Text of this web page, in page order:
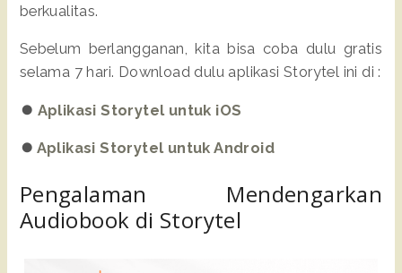
berkualitas.
Sebelum berlangganan, kita bisa coba dulu gratis
selama 7 hari. Download dulu aplikasi Storytel ini di :
⏺️ Aplikasi Storytel untuk iOS
⏺️ Aplikasi Storytel untuk Android
Pengalaman Mendengarkan
Audiobook di Storytel